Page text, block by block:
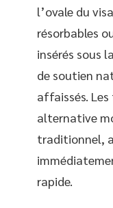
l’ovale du
résorbables
insérés sous
de soutien
affaissés.
alternative
traditionnel,
rapide.